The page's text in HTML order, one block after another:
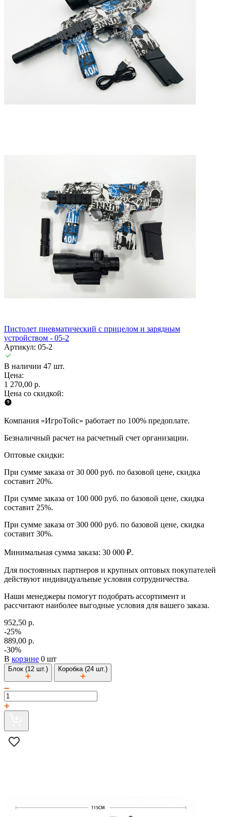
Пистолет пневматический с прицелом и зарядным
устройством - 05-2
Артикул: 05-2
В наличии 47 шт.
Цена:
1 270,00 р.
Цена со скидкой:
Компания «ИгроТойс» работает по 100% предоплате.
Безналичный расчет на расчетный счет организации.
Оптовые скидки:
При сумме заказа от 30 000 руб. по базовой цене, скидка
составит 20%.
При сумме заказа от 100 000 руб. по базовой цене, скидка
составит 25%.
При сумме заказа от 300 000 руб. по базовой цене, скидка
составит 30%.
Минимальная сумма заказа: 30 000 ₽.
Для постоянных партнеров и крупных оптовых покупателей
действуют индивидуальные условия сотрудничества.
Наши менеджеры помогут подобрать ассортимент и
рассчитают наиболее выгодные условия для вашего заказа.
952,50 р.
-25%
889,00 р.
-30%
В корзине 0 шт
Блок (12 шт.) Коробка (24 шт.)